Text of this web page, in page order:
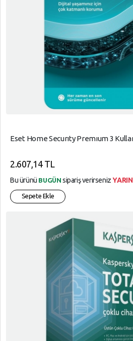
Eset Home Securıty Premıum 3
2.607,14 TL
Bu ürünü BUGÜN sipariş verirseniz
Sepete Ekle